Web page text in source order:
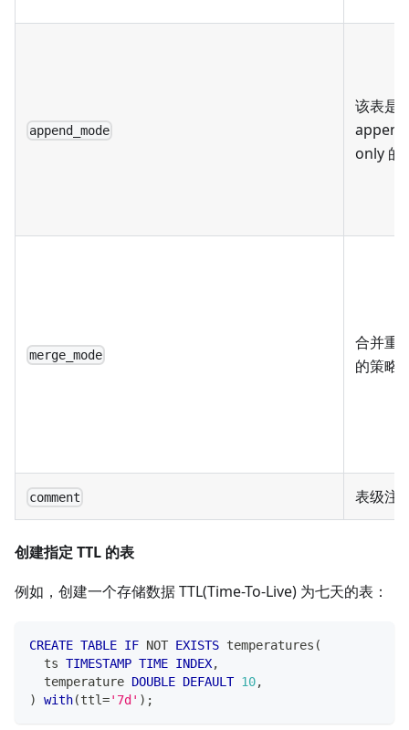
append_mode
该表是
only 的
merge_mode
合并重
的策略
comment 表级注
创建指定 TTL 的表
例如，创建一个存储数据 TTL(Time-To-Live) 为七天的表：
CREATE TABLE IF NOT EXISTS temperatures (
  ts
TIMESTAMP TIME INDEX,
  temperature
DOUBLE DEFAULT 10,
)
with(ttl='7d' ) ;